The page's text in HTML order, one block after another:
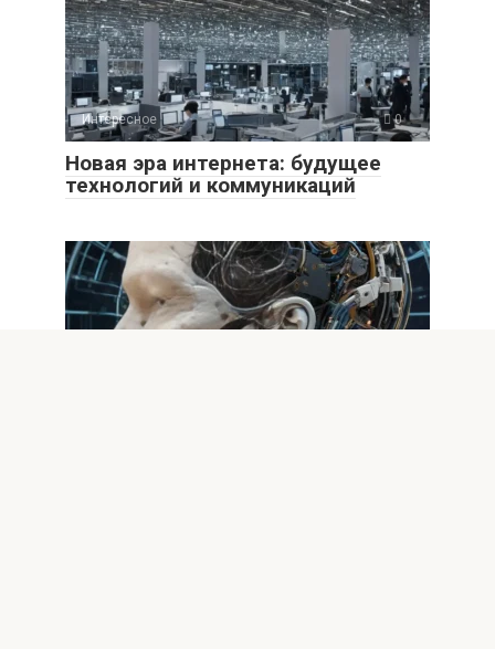
Интересное 0
Новая эра интернета: будущее
технологий и коммуникаций